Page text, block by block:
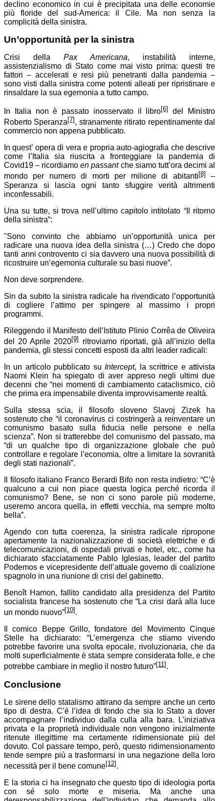
declino economico in cui è precipitata una delle economie
più floride del sud-America: il Cile. Ma non senza la
complicità della sinistra.
Un’opportunità per la sinistra
Crisi della Pax Americana, instabilità interne,
assistenzialismo di Stato come mai visto prima: questi tre
fattori – accelerati e resi più penetranti dalla pandemia –
sono visti dalla sinistra come potenti alleati per ripristinare e
rinsaldare la sua egemonia a tutto campo.
In Italia non è passato inosservato il libro[6]
del Ministro
Roberto Speranza [7], stranamente ritirato repentinamente dal
commercio non appena pubblicato.
In quest’ opera di vera e propria auto-agiografia che descrive
come l’Italia sia riuscita a fronteggiare la pandemia di
Covid19 – ricordiamoen passantche siamo tutt’ora decimi al
mondo per numero di morti per milione di abitanti[8]
–
Speranza si lascia ogni tanto sfuggire verità altrimenti
inconfessabili.
Una su tutte, si trova nell’ultimo capitolo intitolato “Il ritorno
della sinistra”:
"Sono convinto che abbiamo un’opportunità unica per
radicare una nuova idea della sinistra (…) Credo che dopo
tanti anni controvento ci sia davvero una nuova possibilità di
ricostruire un’egemonia culturale su basi nuove”.
Non deve sorprendere.
Sin da subito la sinistra radicale ha rivendicato l’opportunità
di cogliere l’attimo per spingere al massimo i propri
programmi.
Rileggendo il Manifesto dell’Istituto Plinio Corrêa de Oliveira
del 20 Aprile 2020[9]ritroviamo riportati, già all’inizio della
pandemia, gli stessi concetti esposti da altri leader radicali:
In un articolo pubblicato suIntercept, la scrittrice e attivista
Naomi Klein ha spiegato di aver appreso negli ultimi due
decenni che “nei momenti di cambiamento cataclismico, ciò
che prima era impensabile diventa improvvisamente realtà.
Sulla stessa scia, il filosofo sloveno Slavoj Zizek ha
sostenuto che “il coronavirus ci costringerà a reinventare un
comunismo basato sulla fiducia nelle persone e nella
scienza”. Non si tratterebbe del comunismo del passato, ma
“di un qualche tipo di organizzazione globale che può
controllare e regolare l’economia, oltre a limitare la sovranità
degli stati nazionali”.
Il filosofo italiano Franco Berardi Bifo non resta indietro: “C’è
qualcuno a cui non piace questa logica perché ricorda il
comunismo? Bene, se non ci sono parole più moderne,
useremo ancora quella, in effetti vecchia, ma sempre molto
bella”.
Agendo con tutta coerenza, la sinistra radicale ripropone
apertamente la nazionalizzazione di società elettriche e di
telecomunicazioni, di ospedali privati e hotel, etc., come ha
dichiarato sfacciatamente Pablo Iglesias, leader del partito
Podemos e vicepresidente dell’attuale governo di coalizione
spagnolo in una riunione di crisi del gabinetto.
Benoît Hamon, fallito candidato alla presidenza del Partito
socialista francese ha sostenuto che “La crisi darà alla luce
un mondo nuovo”[10] .
Il comico Beppe Grillo, fondatore del Movimento Cinque
Stelle ha dichiarato: “L’emergenza che stiamo vivendo
potrebbe favorire una svolta epocale, rivoluzionaria, che da
molti superficialmente è stata sempre considerata folle, e che
potrebbe cambiare in meglio il nostro futuro”[11].
Conclusione
Le sirene dello statalismo attirano da sempre anche un certo
tipo di destra. C’è l’idea di fondo che sia lo Stato a dover
accompagnare l’individuo dalla culla alla bara. L’iniziativa
privata e la proprietà individuale non vengono inizialmente
ritenute illegittime ma certamente ridimensionate più del
dovuto. Col passare tempo, però, questo ridimensionamento
tende sempre più a trasformarsi in una negazione della loro
necessità per il bene comune[12].
E la storia ci ha insegnato che questo tipo di ideologia porta
con sé solo morte e miseria. Ma anche una